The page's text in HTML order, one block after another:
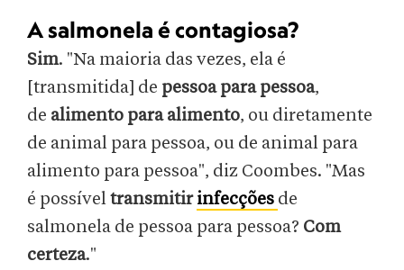
A salmonela é contagiosa?
Sim. "Na maioria das vezes, ela é
[transmitida] de pessoa para pessoa,
de alimento para alimento, ou diretamente
de animal para pessoa, ou de animal para
alimento para pessoa", diz Coombes. "Mas
é possíveltransmitirinfecções de
salmonela de pessoa para pessoa? Com
certeza."